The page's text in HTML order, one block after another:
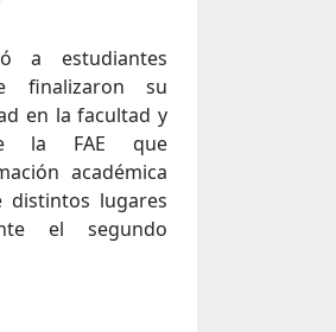
a estudiantes
finalizaron su
en la facultad y
la FAE que
académica
distintos lugares
el segundo